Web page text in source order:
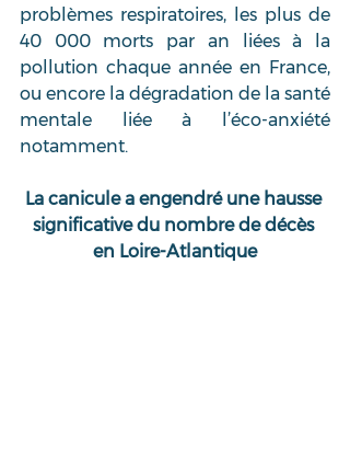
problèmes respiratoires, les plus de
40 000 morts par an liées à la
pollution chaque année en France,
ou encore la dégradation de la santé
mentale liée à l’éco-anxiété
notamment.
La canicule a engendré une hausse
significative du nombre de décès
en Loire-Atlantique